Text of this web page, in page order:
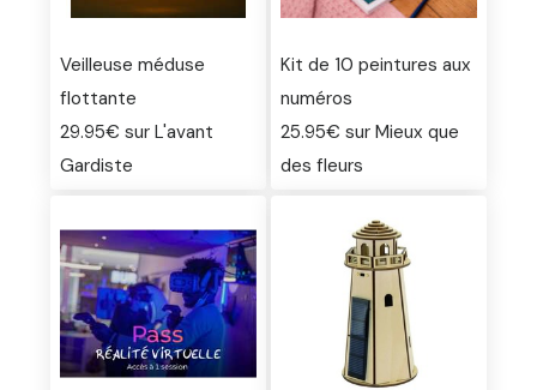
Veilleuse méduse
flottante
29.95€ sur L'avant
Gardiste
Kit de 10 peintures aux
numéros
25.95€ sur Mieux que
des fleurs